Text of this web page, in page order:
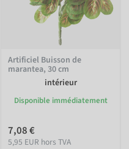
Artificiel Buisson de
marantea, 30 cm
intérieur
Disponible immédiatement
7,08 €
5,95 EUR hors TVA